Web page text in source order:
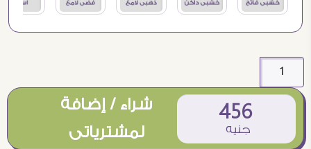
456
جنيه
شراء / إضافة
لمشترياتى